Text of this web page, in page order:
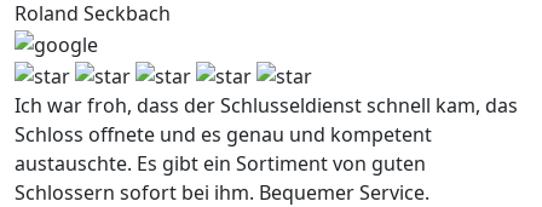
Roland Seckbach
Ich war froh, dass der Schlusseldienst schnell kam, das
Schloss offnete und es genau und kompetent
austauschte. Es gibt ein Sortiment von guten
Schlossern sofort bei ihm. Bequemer Service.